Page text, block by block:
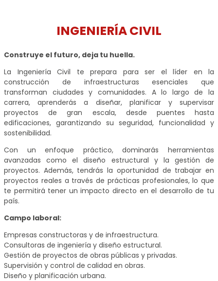
INGENIERÍA CIVIL
Construye el futuro, deja tu huella.
La Ingeniería Civil te prepara para ser el líder en la
construcción de infraestructuras esenciales que
transforman ciudades y comunidades. A lo largo de la
carrera, aprenderás a diseñar, planificar y supervisar
proyectos de gran escala, desde puentes hasta
edificaciones, garantizando su seguridad, funcionalidad y
sostenibilidad.
Con un enfoque práctico, dominarás herramientas
avanzadas como el diseño estructural y la gestión de
proyectos. Además, tendrás la oportunidad de trabajar en
proyectos reales a través de prácticas profesionales, lo que
te permitirá tener un impacto directo en el desarrollo de tu
país.
Campo laboral:
Empresas constructoras y de infraestructura.
Consultoras de ingeniería y diseño estructural.
Gestión de proyectos de obras públicas y privadas.
Supervisión y control de calidad en obras.
Diseño y planificación urbana.